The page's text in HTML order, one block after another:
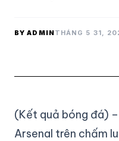
BY ADMINTHÁNG 5 31,
(Kết quả bóng đá)
Arsenal trên chấm